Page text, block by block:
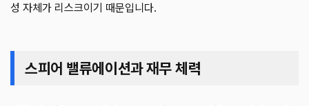
성 자체가 리스크이기 때문입니다.
스피어 밸류에이션과 재무 체력